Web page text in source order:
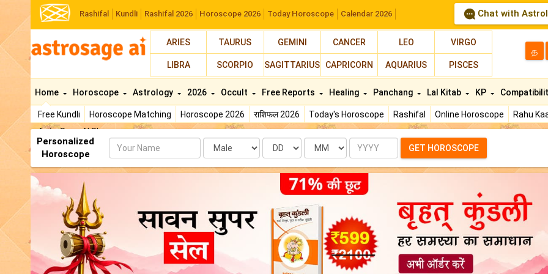
Rashifal Kundli Rashifal 2026 Horoscope 2026 Today Horoscope Calendar 2026 Chat with
ARIES TAURUS GEMINI CANCER LEO VIRGO
LIBRA SCORPIO SAGITTARIUS CAPRICORN AQUARIUS PISCES
த
Home
Free Kundli Horoscope Matching Horoscope 2026 राशिफल 2026 Today's Horoscope Rashifal Online Horoscope Rahu
AstroSage AI Shop
Horoscope Astrology 2026 Occult Free Reports Healing Panchang Lal Kitab KP
Personalized
Horoscope
Name Date Month Year GET HOROSCOPE